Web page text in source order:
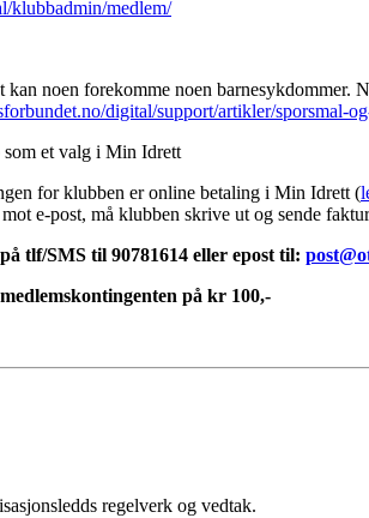
klubbadmin/medlem/
noen forekomme noen barnesykdommer.
digital/support/artikler/sporsmal-
som et valg i Min Idrett
for klubben er online betaling i Min Idrett (
e-post, må klubben skrive ut og sende
tlf/SMS til 90781614 eller epost til:
på kr 100,-
regelverk og vedtak.